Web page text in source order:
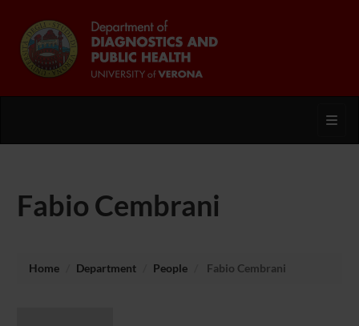
Fabio Cembrani
Home Department People Fabio Cembrani